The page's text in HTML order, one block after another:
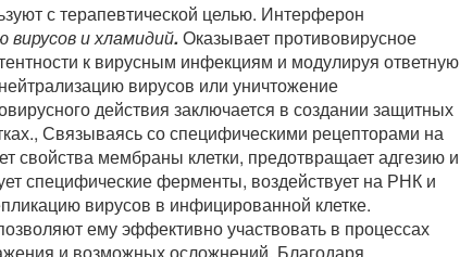
с терапевтической целью. Интерферон
и хламидий. Оказывает противовирусное
к вирусным инфекциям и модулируя ответную
вирусов или уничтожение
действия заключается в создании защитных
Связываясь со специфическими рецепторами на
свойства мембраны клетки, предотвращает адгезию и
специфические ферменты, воздействует на РНК и
вирусов в инфицированной клетке.
ему эффективно участвовать в процессах